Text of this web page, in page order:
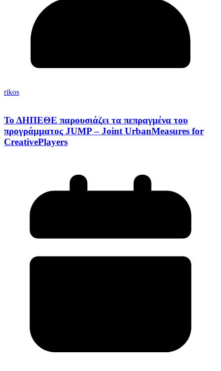
rikos
Το ΔΗΠΕΘΕ παρουσιάζει τα πεπραγμένα του
προγράμματος JUMP – Joint UrbanMeasures for
CreativePlayers